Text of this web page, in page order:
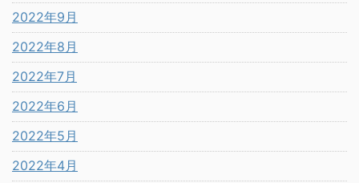
2022年9月
2022年8月
2022年7月
2022年6月
2022年5月
2022年4月